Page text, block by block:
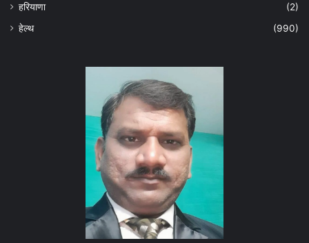
हरियाणा
(2)
हेल्‍थ
(990)